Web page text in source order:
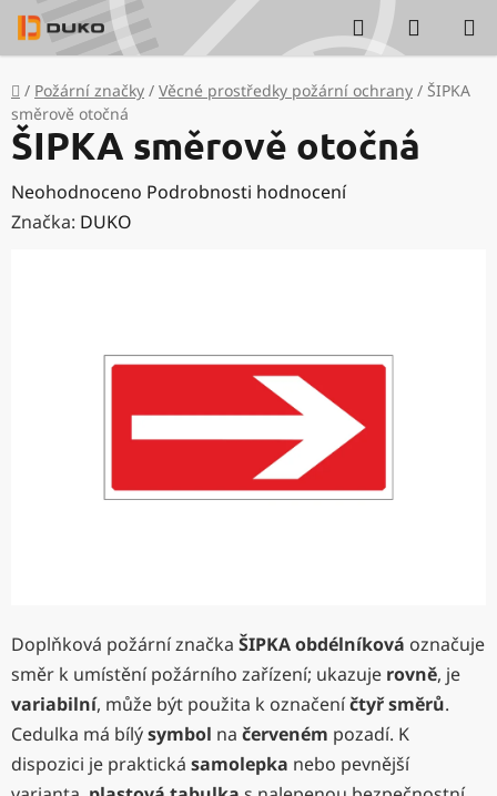
Přejít
na
obsah
Hledat
KOŠÍK
Domů
/ Požární značky / Věcné prostředky požární ochrany / ŠIPKA
směrově otočná
Doplňková požární značka ŠIPKA obdélníková označuje
směr k umístění požárního zařízení; ukazuje rovně, je
variabilní, může být použita k označeníčtyř směrů.
Cedulka má bílýsymbol na červeném pozadí. K
dispozici je praktická samolepka nebo pevnější
ŠIPKA směrově otočná
Průměrné
hodnocení
Neohodnoceno Podrobnosti hodnocení
Značka: DUKO